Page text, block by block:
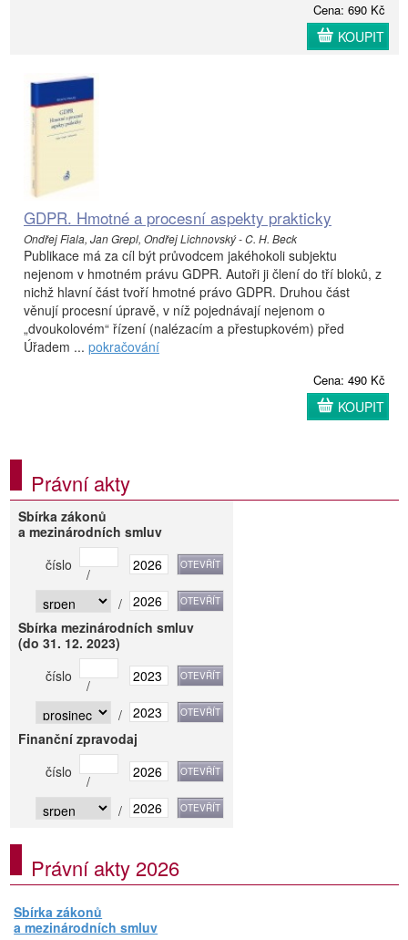
Cena: 690 Kč
KOUPIT
GDPR. Hmotné a procesní aspekty prakticky
Ondřej Fiala, Jan Grepl, Ondřej Lichnovský - C. H. Beck
Publikace má za cíl být průvodcem jakéhokoli subjektu
nejenom v hmotném právu GDPR. Autoři ji člení do tří bloků, z
nichž hlavní část tvoří hmotné právo GDPR. Druhou část
věnují procesní úpravě, v níž pojednávají nejenom o
„dvoukolovém“ řízení (nalézacím a přestupkovém) před
Úřadem ... pokračování
Cena: 490 Kč
KOUPIT
Právní akty
Sbírka zákonů
a mezinárodních smluv
číslo
/
/
Sbírka mezinárodních smluv
(do 31. 12. 2023)
číslo
/
/
Finanční zpravodaj
číslo
/
/
Právní akty 2026
Sbírka zákonů
a mezinárodních smluv